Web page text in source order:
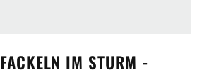
FACKELN IM STURM -